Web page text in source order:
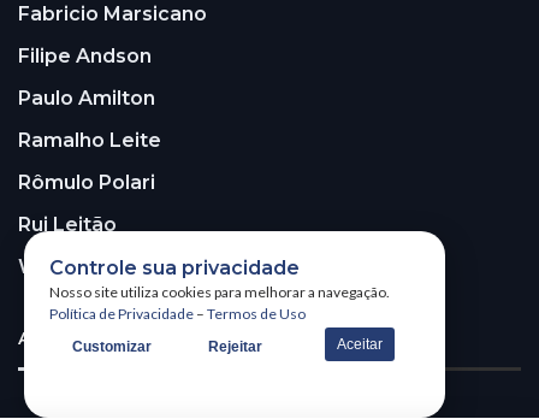
Fabricio Marsicano
Filipe Andson
Paulo Amilton
Ramalho Leite
Rômulo Polari
Rui Leitão
Walter Santos
ASSINE A NOSSA NEWSLETTER!
Controle sua privacidade
Nosso site utiliza cookies para melhorar a navegação.
Política de Privacidade – Termos de Uso
Customizar Rejeitar Aceitar